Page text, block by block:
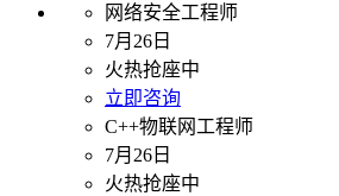
网络安全工程师
7月26日
火热抢座中
立即咨询
C++物联网工程师
7月26日
火热抢座中